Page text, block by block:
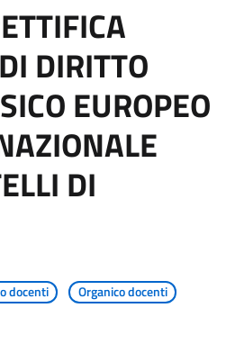
DIRITTO
EUROPEO
DI
docenti Organico docenti